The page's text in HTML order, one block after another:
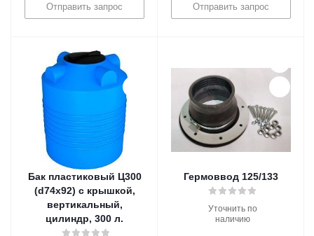
Отправить запрос Отправить запрос
Бак пластиковый Ц300
(d74х92) с крышкой,
вертикальный,
цилиндр, 300 л.
Гермоввод 125/133
Уточнить по
наличию